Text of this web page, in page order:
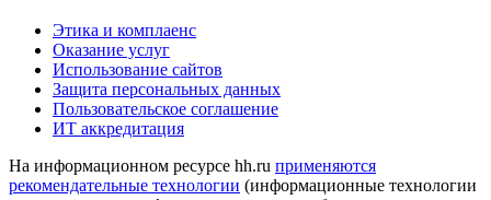
Этика и комплаенс
Оказание услуг
Использование сайтов
Защита персональных данных
Пользовательское соглашение
ИТ аккредитация
На информационном ресурсе hh.ru применяются
рекомендательные технологии (информационные технологии